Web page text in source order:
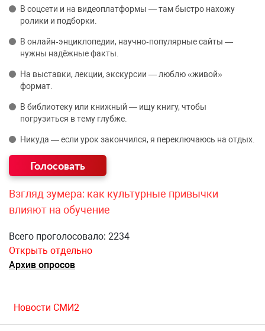
В соцсети и на видеоплатформы — там быстро нахожу
ролики и подборки.
В онлайн‑энциклопедии, научно‑популярные сайты —
нужны надёжные факты.
На выставки, лекции, экскурсии — люблю «живой»
формат.
В библиотеку или книжный — ищу книгу, чтобы
погрузиться в тему глубже.
Никуда — если урок закончился, я переключаюсь на отдых.
Взгляд зумера: как культурные привычки
влияют на обучение
Всего проголосовало: 2234
Открыть отдельно
Архив опросов
Новости СМИ2